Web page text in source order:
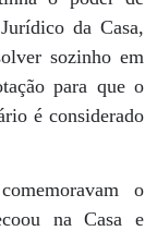
da Casa,
sozinho em
para que o
é considerado
o
na Casa e